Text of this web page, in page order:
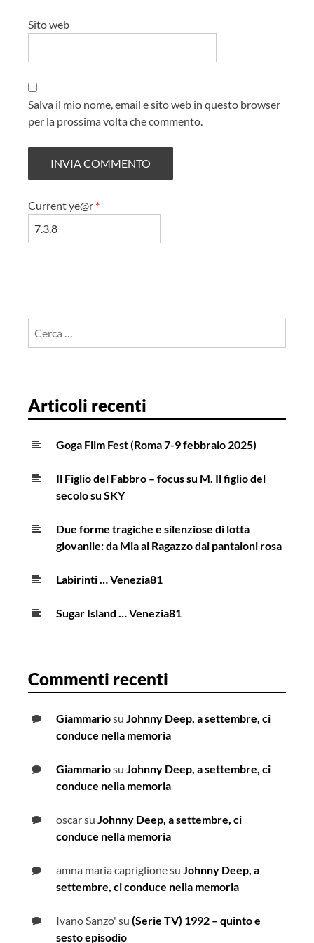
Sito web
Salva il mio nome, email e sito web in questo browser
per la prossima volta che commento.
Current ye@r *
Articoli recenti
Goga Film Fest (Roma 7-9 febbraio 2025)
Il Figlio del Fabbro – focus su M. Il figlio del
secolo su SKY
Due forme tragiche e silenziose di lotta
giovanile: da Mia al Ragazzo dai pantaloni rosa
Labirinti … Venezia81
Sugar Island … Venezia81
Commenti recenti
Giammariosu Johnny Deep, a settembre, ci
conduce nella memoria
Giammariosu Johnny Deep, a settembre, ci
conduce nella memoria
oscarsu Johnny Deep, a settembre, ci
conduce nella memoria
amna maria capriglionesu Johnny Deep, a
settembre, ci conduce nella memoria
Ivano Sanzo' su (Serie TV) 1992 – quinto e
sesto episodio